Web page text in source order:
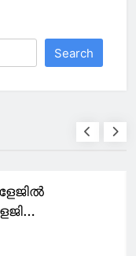
Search
ഓപ്പറോൺ